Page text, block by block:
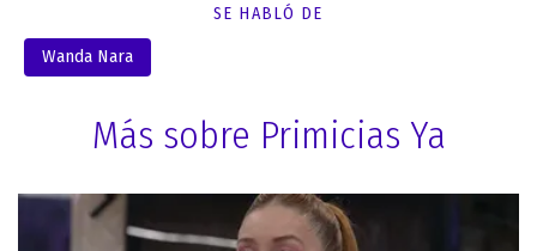
SE HABLÓ DE
Wanda Nara
Más sobre Primicias Ya